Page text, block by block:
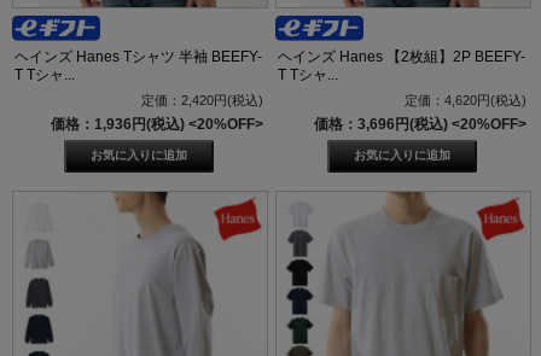
ヘインズ Hanes Tシャツ 半袖 BEEFY-
T Tシャ...
定価：2,420円(税込)
価格：1,936円(税込) <20%OFF>
ヘインズ Hanes 【2枚組】2P BEEFY-
T Tシャ...
定価：4,620円(税込)
価格：3,696円(税込) <20%OFF>